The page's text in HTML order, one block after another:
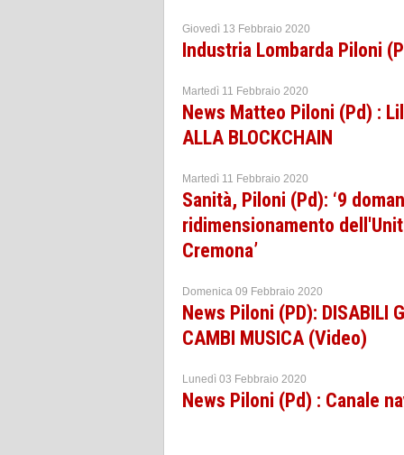
Giovedì 13 Febbraio 2020
Industria Lombarda Piloni
Martedì 11 Febbraio 2020
News Matteo Piloni (Pd) :
ALLA BLOCKCHAIN
Martedì 11 Febbraio 2020
Sanità, Piloni (Pd): ‘9
ridimensionamento
Cremona’
Domenica 09 Febbraio 2020
News Piloni (PD): DISABILI
CAMBI MUSICA (Video)
Lunedì 03 Febbraio 2020
News Piloni (Pd) : Canale